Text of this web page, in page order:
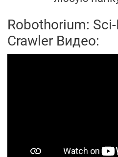
Robothorium:
Crawler Видео: